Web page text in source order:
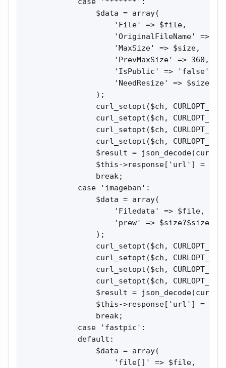
                $data = array(
                    'File' => $file,
'OriginalFileName' =>
                    'MaxSize' => $size,
                    'PrevMaxSize' => 360,
                    'IsPublic' => 'false',
'NeedResize' =>
                );
curl_setopt($ch,
curl_setopt($ch,
curl_setopt($ch,
curl_setopt($ch,
$result =
$this->response['url'] =
                break;
            case 'imageban':
                $data = array(
                    'Filedata' => $file,
'prew' =>
                );
curl_setopt($ch,
curl_setopt($ch,
curl_setopt($ch,
curl_setopt($ch,
$result =
$this->response['url'] =
                break;
            case 'fastpic':
            default:
                $data = array(
                    'file[]' => $file,